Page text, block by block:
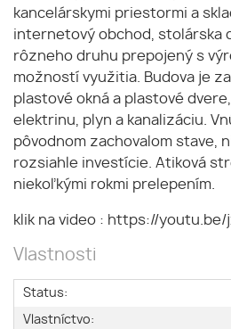
kancelárskymi priestormi a
internetový obchod, stolárska
rôzneho druhu prepojený s
možností využitia. Budova je
plastové okná a plastové
elektrinu, plyn a kanalizáciu.
pôvodnom zachovalom stave,
rozsiahle investície. Atiková
niekoľkými rokmi prelepením.
klik na video : https://youtu.be/
Vlastnosti
Status:
Vlastníctvo: